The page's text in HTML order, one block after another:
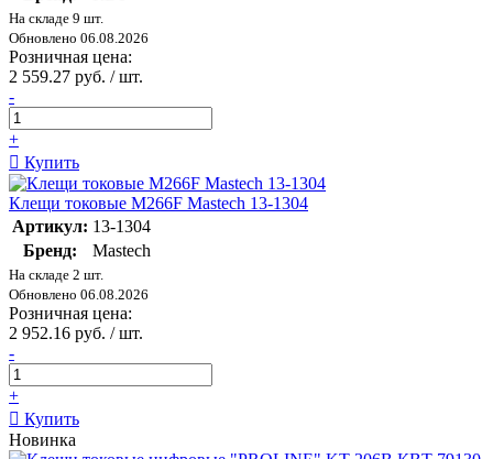
На складе 9 шт.
Обновлено 06.08.2026
Розничная цена:
2 559.27 руб. / шт.
-
+
Купить
Клещи токовые M266F Mastech 13-1304
Артикул: 13-1304
Бренд:
Mastech
На складе 2 шт.
Обновлено 06.08.2026
Розничная цена:
2 952.16 руб. / шт.
-
+
Купить
Новинка